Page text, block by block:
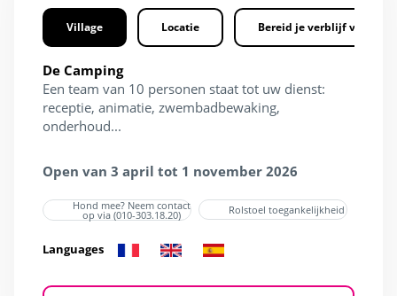
Village Locatie Bereid je verblijf voor
De Camping
Een team van 10 personen staat tot uw dienst:
receptie, animatie, zwembadbewaking,
onderhoud...
Open van 3 april tot 1 november 2026
Hond mee? Neem contact
op via (010-303.18.20) Rolstoel toegankelijkheid
Languages